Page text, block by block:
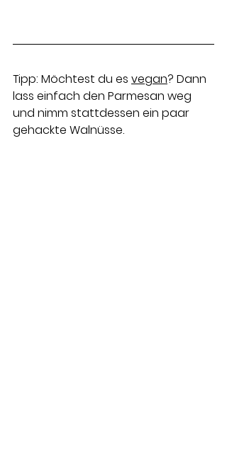
Tipp: Möchtest du es vegan? Dann
lass einfach den Parmesan weg
und nimm stattdessen ein paar
gehackte Walnüsse.